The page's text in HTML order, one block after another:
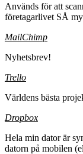
Används för att
företagarlivet SÅ
MailChimp
Nyhetsbrev!
Trello
Världens bästa
Dropbox
Hela min dator är
datorn på mobilen